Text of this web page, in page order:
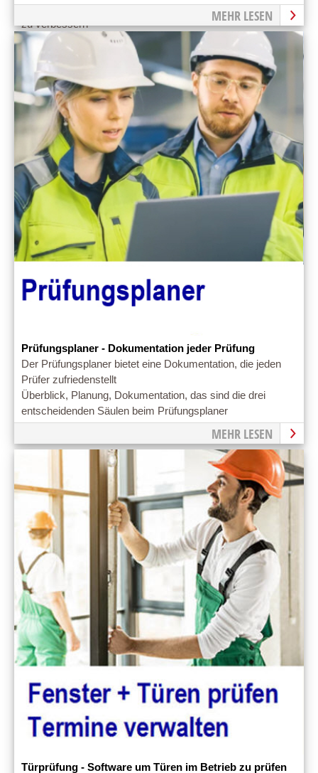
Verfügbarkeit von Geräten innerhalb eines Unternehmens
zu verbessern
MEHR LESEN
Prüfungsplaner - Dokumentation jeder Prüfung
Der Prüfungsplaner bietet eine Dokumentation, die jeden
Prüfer zufriedenstellt
Überblick, Planung, Dokumentation, das sind die drei
entscheidenden Säulen beim Prüfungsplaner
MEHR LESEN
Türprüfung - Software um Türen im Betrieb zu prüfen